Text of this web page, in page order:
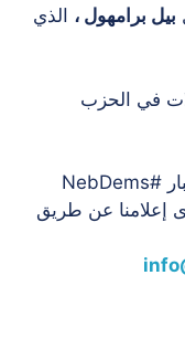
بيل برامهول ، الذي
في الحزب
إذا كنت ترغب في تلقي أخبار #NebDems
إعلامنا عن طريق